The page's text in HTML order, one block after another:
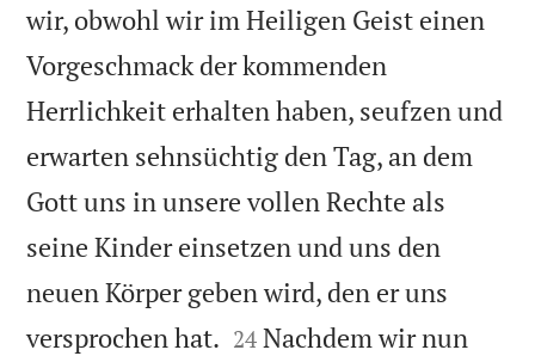
wir, obwohl wir im Heiligen Geist einen
Vorgeschmack der kommenden
Herrlichkeit erhalten haben, seufzen und
erwarten sehnsüchtig den Tag, an dem
Gott uns in unsere vollen Rechte als
seine Kinder einsetzen und uns den
neuen Körper geben wird, den er uns
versprochen hat. 

24 Nachdem wir nun